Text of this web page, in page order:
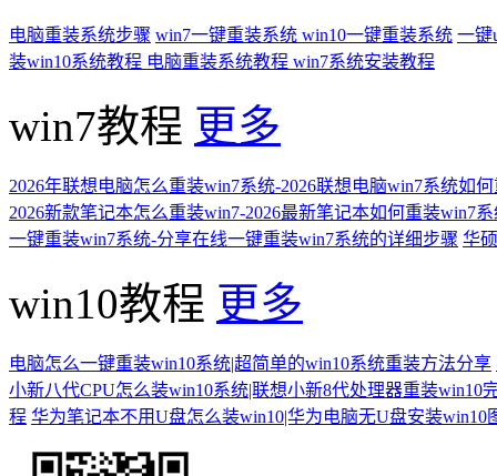
电脑重装系统步骤 win7一键重装系统 win10一键重装系统 一键
装win10系统教程 电脑重装系统教程 win7系统安装教程
win7教程 更多
2026年联想电脑怎么重装win7系统-2026联想电脑win7系统如
2026新款笔记本怎么重装win7-2026最新笔记本如何重装win7
一键重装win7系统-分享在线一键重装win7系统的详细步骤 华
win10教程 更多
电脑怎么一键重装win10系统|超简单的win10系统重装方法分享
小新八代CPU怎么装win10系统|联想小新8代处理器重装win10
程 华为笔记本不用U盘怎么装win10|华为电脑无U盘安装win10